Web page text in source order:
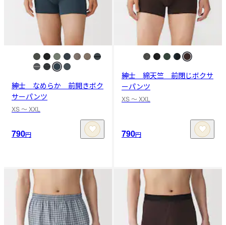
紳士 なめらか 前開きボク
サーパンツ
XS 〜 XXL
790円
紳士 綿天竺 前閉じボクサ
ーパンツ
XS 〜 XXL
790円